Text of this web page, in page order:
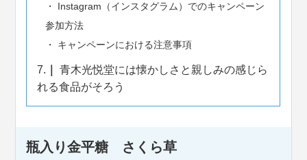
Instagram（インスタグラム）でのキャンペーン
参加方法
キャンペーンにおける注意事項
7.
青木光悦堂には懐かしさと親しみの感じら
れる食品がそろう
瓶入り金平糖 さくら草